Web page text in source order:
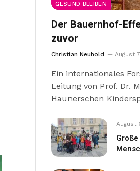
GESUND BLEIBEN
Der Bauernhof-
zuvor
Christian Neuhold August
Ein internationales
Leitung von Prof. Dr.
Haunerschen
August